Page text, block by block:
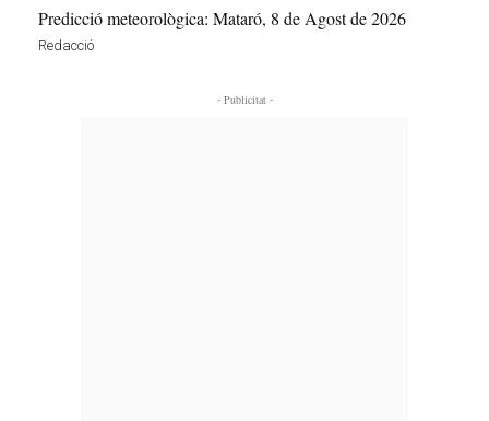
Predicció meteorològica: Mataró, 8 de Agost de 2026
Redacció
- Publicitat -